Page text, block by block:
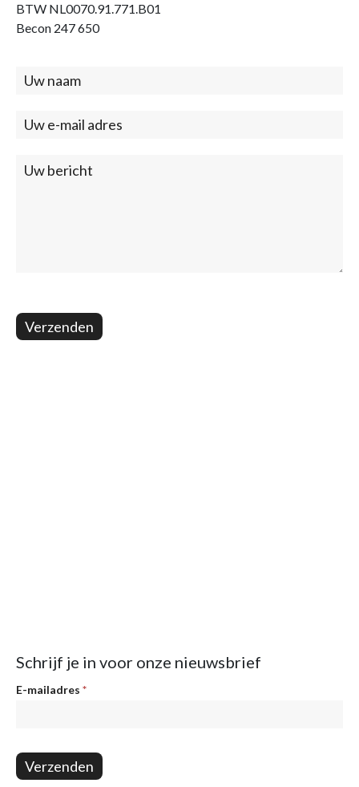
BTW NL0070.91.771.B01
Becon 247 650
Contact
Verzenden
Schrijf je in voor onze nieuwsbrief
Nieuwsbrief
E-mailadres *
Verzenden